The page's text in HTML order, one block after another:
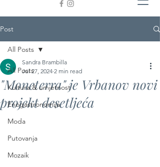
Post
All Posts
Kultura & umjetnost
Enogastronomija
Moda
Putovanja
Mozaik
All Posts
"Moneterra" je Vrbanov novi
projekt desetljeća
Sandra Brambilla
Jul 27, 2024 2 min read